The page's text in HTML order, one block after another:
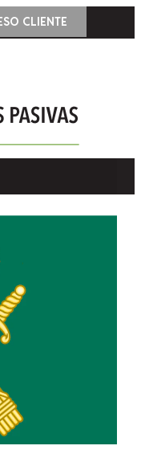
CLIENTE